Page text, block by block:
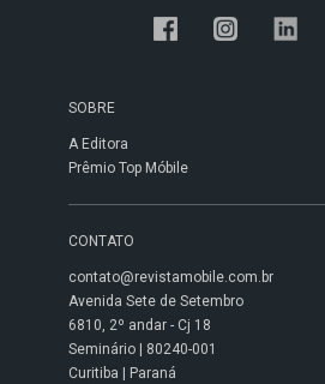
SOBRE
A Editora
Prêmio Top Móbile
CONTATO
contato@revistamobile.com.br
Avenida Sete de Setembro
6810, 2º andar - Cj 18
Seminário | 80240-001
Curitiba | Paraná